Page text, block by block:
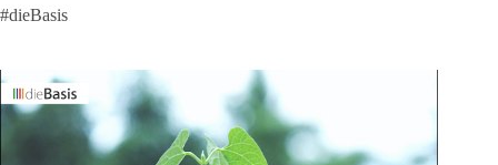
#dieBasis